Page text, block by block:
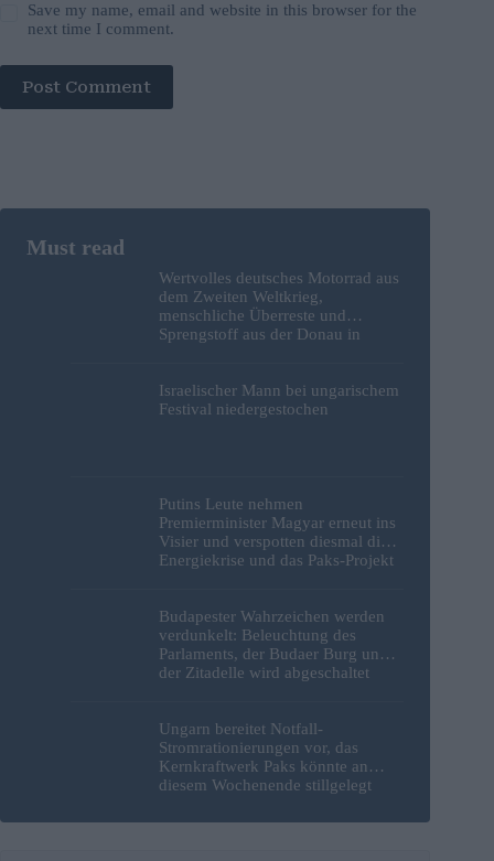
Save my name, email and website in this browser for the
next time I comment.
Post Comment
Wertvolles deutsches Motorrad aus
dem Zweiten Weltkrieg,
menschliche Überreste und
Sprengstoff aus der Donau in
Israelischer Mann bei ungarischem
Festival niedergestochen
Putins Leute nehmen
Premierminister Magyar erneut ins
Visier und verspotten diesmal die
Energiekrise und das Paks-Projekt
Budapester Wahrzeichen werden
verdunkelt: Beleuchtung des
Parlaments, der Budaer Burg und
der Zitadelle wird abgeschaltet
Ungarn bereitet Notfall-
Stromrationierungen vor, das
Kernkraftwerk Paks könnte an
diesem Wochenende stillgelegt